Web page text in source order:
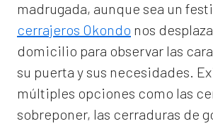
madrugada, aunque sea un
cerrajeros Okondo nos
domicilio para observar las
su puerta y sus necesidades.
múltiples opciones como las
sobreponer, las cerraduras de